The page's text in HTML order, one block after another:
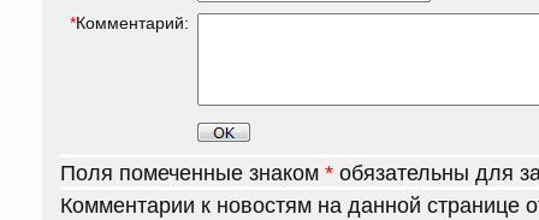
*Комментарий:
Поля помеченные знаком * обязательны для
Комментарии к новостям на данной странице